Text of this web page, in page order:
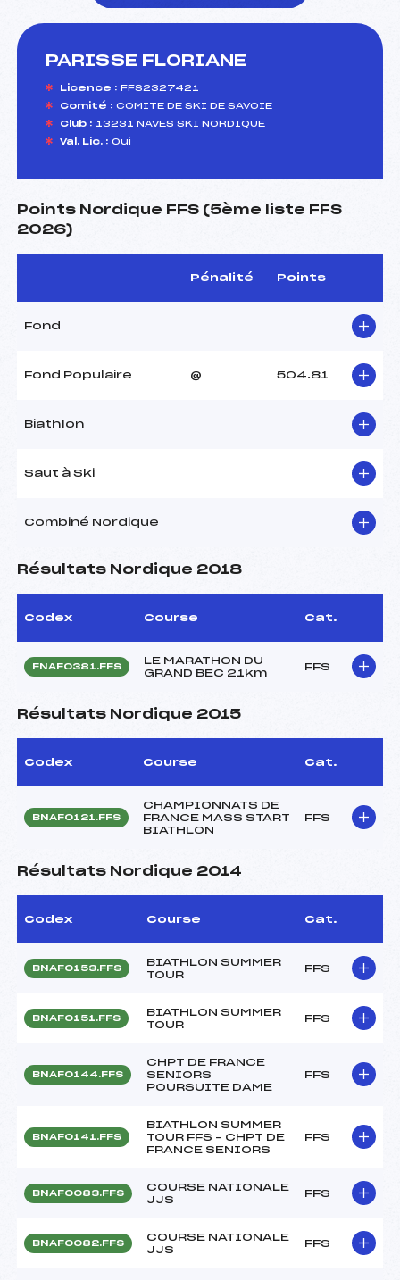
PARISSE FLORIANE
Licence : FFS2327421
Comité : COMITE DE SKI DE SAVOIE
Club : 13231 NAVES SKI NORDIQUE
Val. Lic. : Oui
Points Nordique FFS (5ème liste FFS
2026)
Pénalité Points
Fond
Fond Populaire @ 504.81
Biathlon
Saut à Ski
Combiné Nordique
Résultats Nordique 2018
Codex Course Cat.
FNAF0381.FFS
LE MARATHON DU
GRAND BEC 21km
FFS
Résultats Nordique 2015
Codex Course Cat.
BNAF0121.FFS
CHAMPIONNATS DE
FRANCE MASS START
BIATHLON
FFS
Résultats Nordique 2014
Codex Course Cat.
BNAF0153.FFS
BIATHLON SUMMER
TOUR
FFS
BNAF0151.FFS
BIATHLON SUMMER
TOUR
FFS
BNAF0144.FFS
CHPT DE FRANCE
SENIORS
POURSUITE DAME
FFS
BNAF0141.FFS
BIATHLON SUMMER
TOUR FFS – CHPT DE
FRANCE SENIORS
FFS
BNAF0083.FFS
COURSE NATIONALE
JJS
FFS
BNAF0082.FFS
COURSE NATIONALE
JJS
FFS